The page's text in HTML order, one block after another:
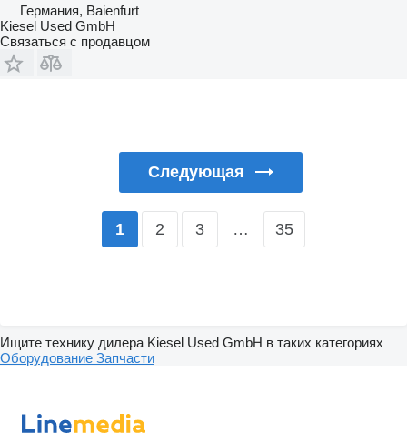
Германия, Baienfurt
Kiesel Used GmbH
Связаться с продавцом
Следующая
1 2 3 … 35
Ищите технику дилера Kiesel Used GmbH в таких категориях
Оборудование Запчасти